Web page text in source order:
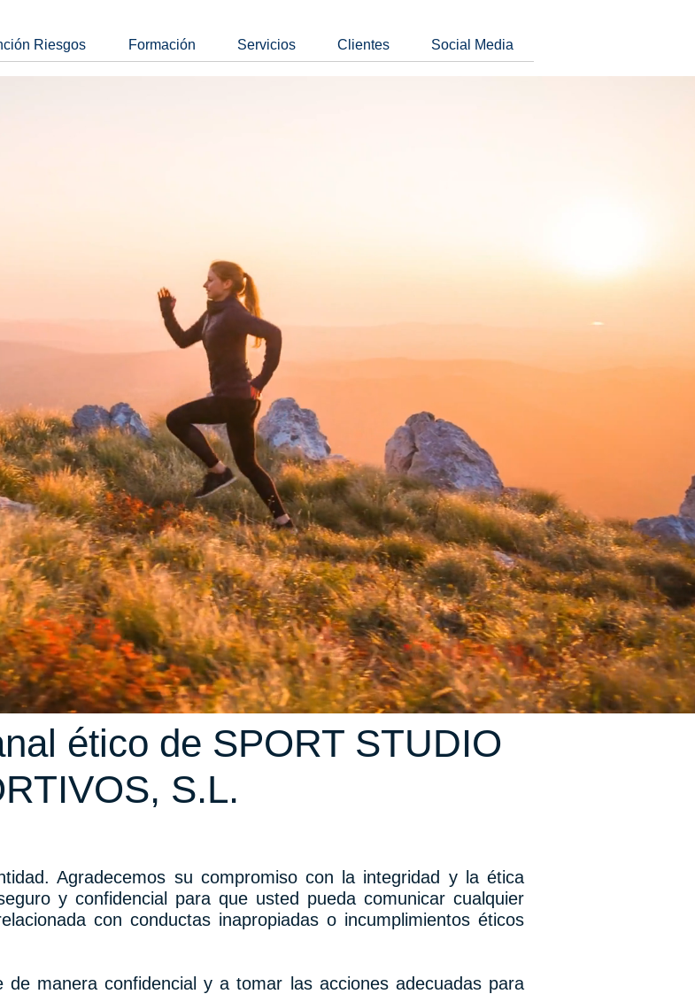
Riesgos Formación Servicios Clientes Social Media
ético de SPORT STUDIO
S.L.
Agradecemos su compromiso con la integridad y la ética
y confidencial para que usted pueda comunicar cualquier
con conductas inapropiadas o incumplimientos éticos
manera confidencial y a tomar las acciones adecuadas para